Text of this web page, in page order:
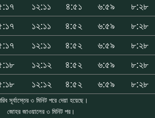
১২:১১ ৪:৫১ ৬:৫৯
৮:২৮
১২:১১ ৪:৫২ ৬:৫৯
৮:২৮
১২:১১ ৪:৫২ ৬:৫৯
৮:২৮
১২:১২ ৪:৫২ ৬:৫৯
৮:২৮
১২:১২ ৪:৫২ ৬:৫৯ ৮:২৮
সূর্যাস্তের ৩ মিনিট পরে দেয়া হয়েছে।
জোহর জাওয়ালের ৩ মিনিট পর।